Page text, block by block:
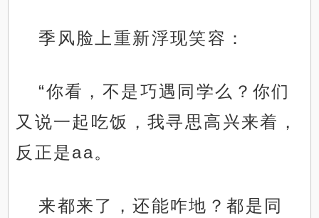
季风脸上重新浮现笑容：
“你看，不是巧遇同学么？你们
又说一起吃饭，我寻思高兴来着，
反正是aa。
来都来了，还能咋地？都是同